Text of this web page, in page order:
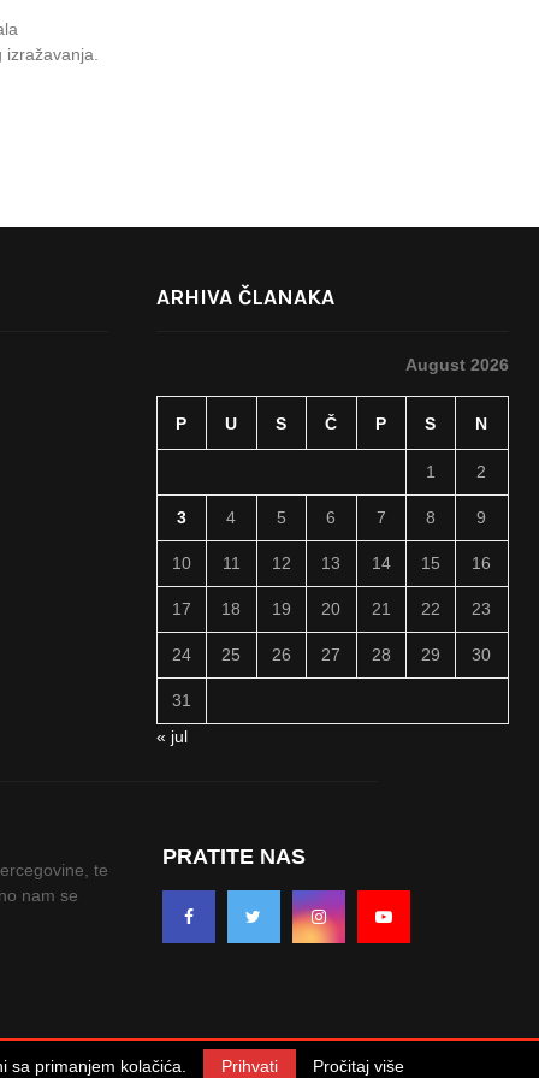
ARHIVA ČLANAKA
August 2026
P U S Č P S N
1 2
3 4 5 6 7 8 9
10 11 12 13 14 15 16
17 18 19 20 21 22 23
24 25 26 27 28 29 30
31
« jul
te
nam se
PRATITE NAS
sa primanjem kolačića. Prihvati Pročitaj više